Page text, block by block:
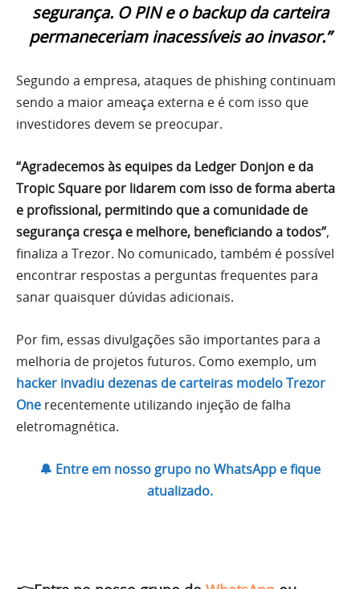
segurança. O PIN e o backup da carteira
permaneceriam inacessíveis ao invasor.”
Segundo a empresa, ataques de phishing continuam
sendo a maior ameaça externa e é com isso que
investidores devem se preocupar.
“Agradecemos às equipes da Ledger Donjon e da
Tropic Square por lidarem com isso de forma aberta
e profissional, permitindo que a comunidade de
segurança cresça e melhore, beneficiando a todos”,
finaliza a Trezor. No comunicado, também é possível
encontrar respostas a perguntas frequentes para
sanar quaisquer dúvidas adicionais.
Por fim, essas divulgações são importantes para a
melhoria de projetos futuros. Como exemplo, um
hacker invadiu dezenas de carteiras modelo Trezor
One recentemente utilizando injeção de falha
eletromagnética.
🔔 Entre em nosso grupo no WhatsApp e fique
atualizado.